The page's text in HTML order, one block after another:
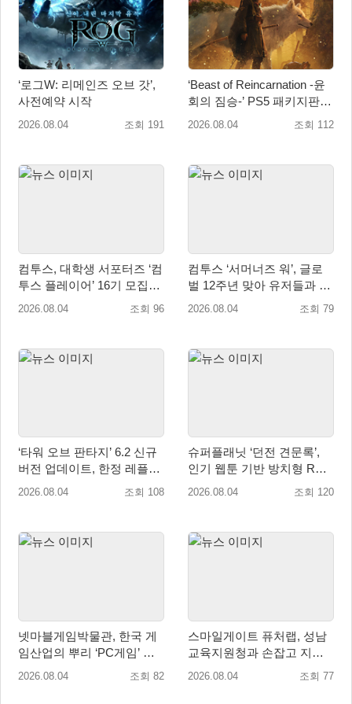
‘로그W: 리메인즈 오브 갓’,
사전예약 시작
2026.08.04 조회 191
‘Beast of Reincarnation -윤
회의 짐승-’ PS5 패키지판 8
월 4일 금일 발매
2026.08.04 조회 112
컴투스, 대학생 서포터즈 ‘컴
투스 플레이어’ 16기 모집
“게임·콘텐츠 인재 모여라!”
2026.08.04 조회 96
컴투스 ‘서머너즈 워’, 글로
벌 12주년 맞아 유저들과 함
께 ‘소환사의 숲’ 조성
2026.08.04 조회 79
‘타워 오브 판타지’ 6.2 신규
버전 업데이트, 한정 레플리
카 ‘겔피인’ 등장
2026.08.04 조회 108
슈퍼플래닛 ‘던전 견문록’,
인기 웹툰 기반 방치형 RPG
로 글로벌 정식 출시
2026.08.04 조회 120
넷마블게임박물관, 한국 게
임산업의 뿌리 ‘PC게임’ 상
설전시로 재조명
2026.08.04 조회 82
스마일게이트 퓨처랩, 성남
교육지원청과 손잡고 지역
협력 학생교육 프로그램 개
2026.08.04 조회 77